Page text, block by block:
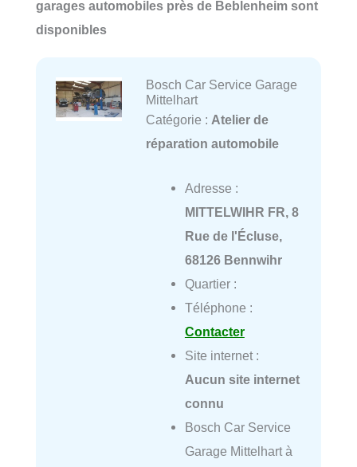
garages automobiles près de Beblenheim sont
disponibles
Bosch Car Service Garage
Mittelhart
Catégorie : Atelier de
réparation automobile
Adresse :
MITTELWIHR FR, 8
Rue de l'Écluse,
68126 Bennwihr
Quartier :
Téléphone :
Contacter
Site internet :
Aucun site internet
connu
Bosch Car Service
Garage Mittelhart à